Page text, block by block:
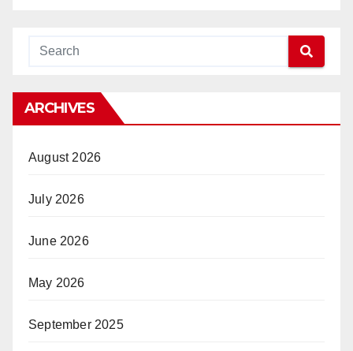
ARCHIVES
August 2026
July 2026
June 2026
May 2026
September 2025